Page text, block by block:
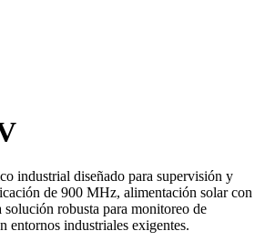
industrial diseñado para supervisión y
de 900 MHz, alimentación solar con
robusta para monitoreo de
entornos industriales exigentes.